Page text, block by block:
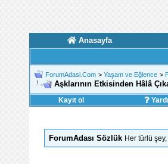
Anasayfa
ForumAdasi.Com > Yaşam ve Eğlence >
Aşklarının Etkisinden Hâlâ
Kayıt ol
ForumAdası Sözlük Her türlü